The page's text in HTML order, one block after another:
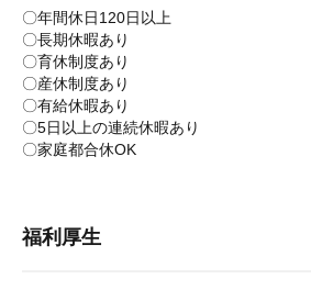
〇年間休日120日以上
〇長期休暇あり
〇育休制度あり
〇産休制度あり
〇有給休暇あり
〇5日以上の連続休暇あり
〇家庭都合休OK
福利厚生